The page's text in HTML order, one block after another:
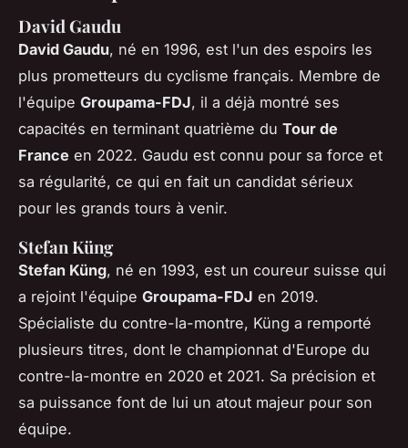
David Gaudu
David Gaudu, né en 1996, est l'un des espoirs les
plus prometteurs du cyclisme français. Membre de
l'équipe Groupama-FDJ, il a déjà montré ses
capacités en terminant quatrième du Tour de
France en 2022. Gaudu est connu pour sa force et
sa régularité, ce qui en fait un candidat sérieux
pour les grands tours à venir.
Stefan Küng
Stefan Küng, né en 1993, est un coureur suisse qui
a rejoint l'équipe Groupama-FDJ en 2019.
Spécialiste du contre-la-montre, Küng a remporté
plusieurs titres, dont le championnat d'Europe du
contre-la-montre en 2020 et 2021. Sa précision et
sa puissance font de lui un atout majeur pour son
équipe.